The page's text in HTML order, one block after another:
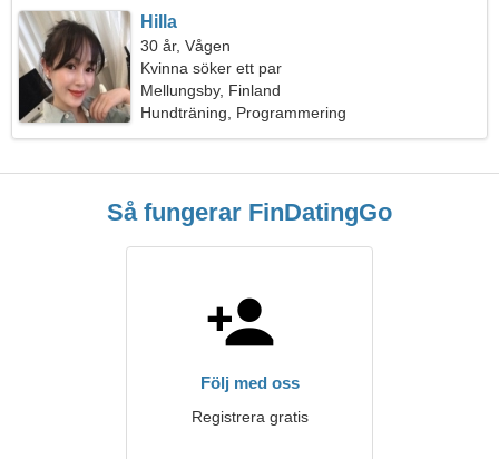
Hilla
30 år, Vågen
Kvinna söker ett par
Mellungsby, Finland
Hundträning, Programmering
Så fungerar FinDatingGo
Följ med oss
Registrera gratis